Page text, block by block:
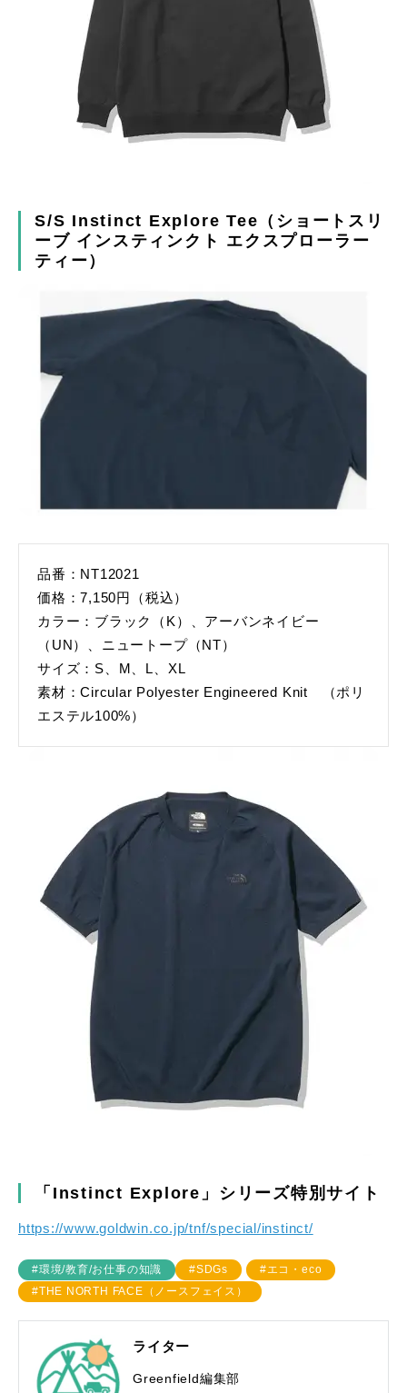
S/S Instinct Explore Tee（ショートスリ
ーブ インスティンクト エクスプローラー
ティー）
品番：NT12021
価格：7,150円（税込）
カラー：ブラック（K）、アーバンネイビー
（UN）、ニュートープ（NT）
サイズ：S、M、L、XL
素材：Circular Polyester Engineered Knit （ポリ
エステル100%）
「Instinct Explore」シリーズ特別サイト
https://www.goldwin.co.jp/tnf/special/instinct/
#環境/教育/お仕事の知識 #SDGs
#エコ・eco
#THE NORTH FACE（ノースフェイス）
ライター
Greenfield編集部